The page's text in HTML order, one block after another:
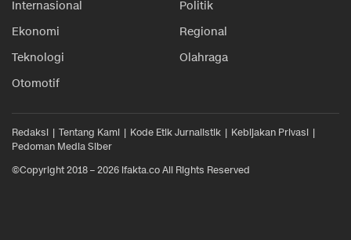
Internasional
Politik
Ekonomi
Regional
Teknologi
Olahraga
Otomotif
Redaksi Tentang Kami Kode Etik Jurnalistik
Kebijakan Privasi
Pedoman Media Siber
©Copyright 2018 – 2026 ifakta.co All Rights Reserved